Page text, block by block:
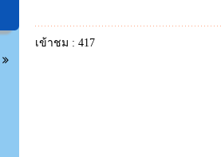
เข้าชม : 417